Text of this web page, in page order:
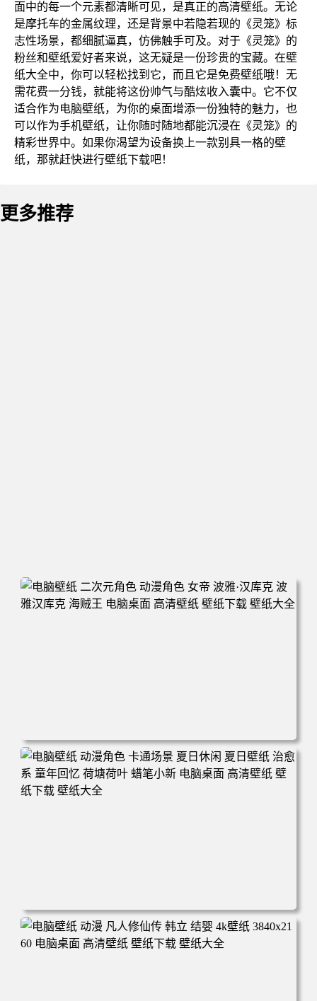
面中的每一个元素都清晰可见，是真正的高清壁纸。无论
是摩托车的金属纹理，还是背景中若隐若现的《灵笼》标
志性场景，都细腻逼真，仿佛触手可及。对于《灵笼》的
粉丝和壁纸爱好者来说，这无疑是一份珍贵的宝藏。在壁
纸大全中，你可以轻松找到它，而且它是免费壁纸哦！无
需花费一分钱，就能将这份帅气与酷炫收入囊中。它不仅
适合作为电脑壁纸，为你的桌面增添一份独特的魅力，也
可以作为手机壁纸，让你随时随地都能沉浸在《灵笼》的
精彩世界中。如果你渴望为设备换上一款别具一格的壁
纸，那就赶快进行壁纸下载吧！
更多推荐
电脑壁纸 二次元角色 动漫角色 女帝 波雅·汉库克 波雅汉库
克 海贼王 电脑桌面 高清壁纸 壁纸下载 壁纸大全
电脑壁纸 动漫角色 卡通场景 夏日休闲 夏日壁纸 治愈系 童
年回忆 荷塘荷叶 蜡笔小新 电脑桌面 高清壁纸 壁纸下载 壁